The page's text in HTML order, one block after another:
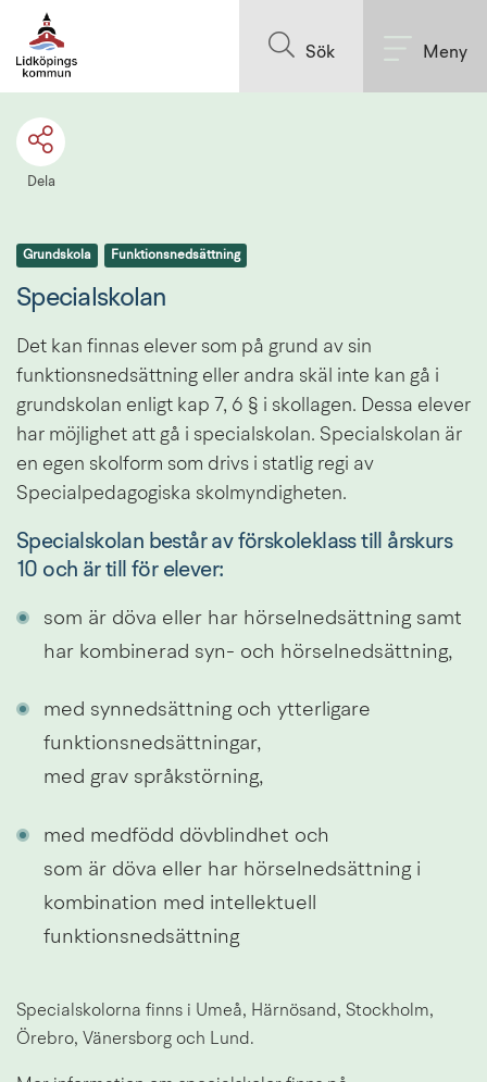
Sök Meny
Dela
Grundskola Funktionsnedsättning
Specialskolan
Det kan finnas elever som på grund av sin
funktionsnedsättning eller andra skäl inte kan gå i
grundskolan enligt kap 7, 6 § i skollagen. Dessa elever
har möjlighet att gå i specialskolan. Specialskolan är
en egen skolform som drivs i statlig regi av
Specialpedagogiska skolmyndigheten.
Specialskolan består av förskoleklass till årskurs
10 och är till för elever:
som är döva eller har hörselnedsättning samt
har kombinerad syn- och hörselnedsättning,
med synnedsättning och ytterligare
funktionsnedsättningar,
med grav språkstörning,
med medfödd dövblindhet och
som är döva eller har hörselnedsättning i
kombination med intellektuell
funktionsnedsättning
Specialskolorna finns i Umeå, Härnösand, Stockholm,
Örebro, Vänersborg och Lund.